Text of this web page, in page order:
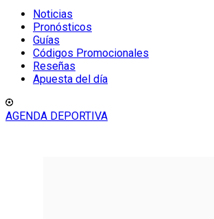
Noticias
Pronósticos
Guías
Códigos Promocionales
Reseñas
Apuesta del día
AGENDA DEPORTIVA